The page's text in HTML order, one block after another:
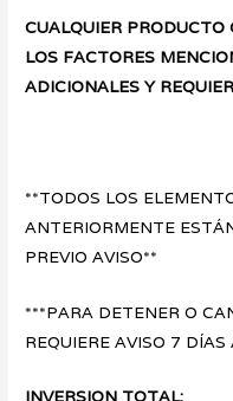
CUALQUIER
LOS FACTORES
ADICIONALES Y
**TODOS LOS
ANTERIORMENTE
PREVIO AVISO**
***PARA DETENER O
REQUIERE AVISO 7